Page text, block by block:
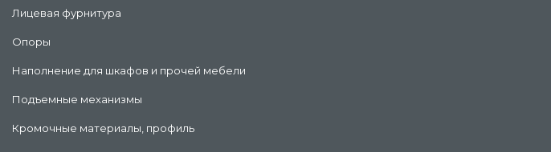
Лицевая фурнитура
Опоры
Наполнение для шкафов и прочей мебели
Подъемные механизмы
Кромочные материалы, профиль